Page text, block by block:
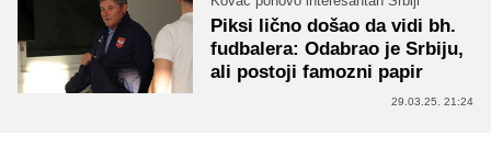
Piksi lično došao da vidi bh.
fudbalera: Odabrao je Srbiju,
ali postoji famozni papir
29.03.25. 21:24